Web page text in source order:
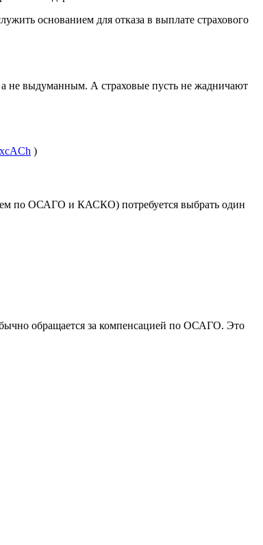
основанием для отказа в выплате страхового
а не выдуманным. А страховые пусть не жадничают
)
по ОСАГО и КАСКО) потребуется выбрать один
обращается за компенсацией по ОСАГО. Это